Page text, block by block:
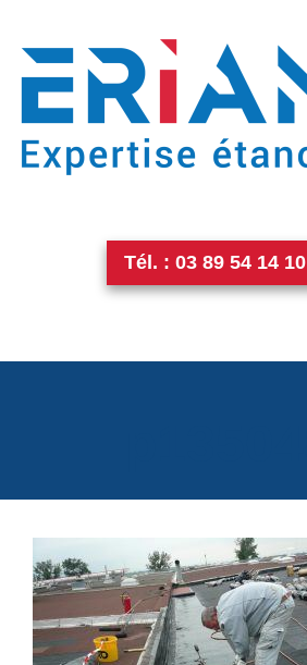
Tél. : 03 89 54 14 10